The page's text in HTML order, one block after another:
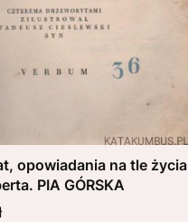
opowiadania na tle życia
PIA GÓRSKA